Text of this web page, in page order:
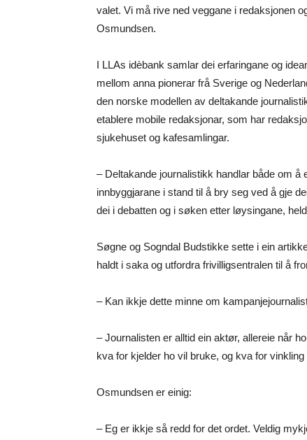
valet. Vi må rive ned veggane i redaksjonen
Osmundsen.
I LLAs idèbank samlar dei erfaringane og
mellom anna pionerar frå Sverige og
den norske modellen av deltakande
etablere mobile redaksjonar, som har
sjukehuset og kafesamlingar.
– Deltakande journalistikk handlar både om
innbyggjarane i stand til å bry seg ved å gje
dei i debatten og i søken etter løysingane,
Søgne og Sogndal Budstikke sette i ein
haldt i saka og utfordra frivilligsentralen til å
– Kan ikkje dette minne om
– Journalisten er alltid ein aktør, allereie når
kva for kjelder ho vil bruke, og kva for
Osmundsen er einig:
– Eg er ikkje så redd for det ordet. Veldig